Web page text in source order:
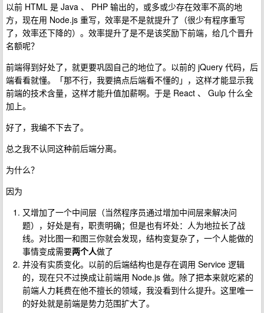
以前 HTML 是 Java 、 PHP 输出的，或多或少存在效率不高的地
方，现在用 Node.js 重写，效率是不是就提升了（很少有程序重写
了，效率还下降的）。效率提升了是不是该奖励下前端，给几个晋升
名额呢？
前端得到好处了，就更要巩固自己的地位了。以前的 jQuery 代码，后
端看看就懂。「那不行，我要搞点后端看不懂的」，这样才能显示我
前端的技术含量，这样才能升值加薪啊。于是 React 、 Gulp 什么全
加上。
好了，我编不下去了。
总之我不认同这种前后端分离。
为什么？
因为
又增加了一个中间层（当然程序员通过增加中间层来解决问
题），好处是有，职责明确；但是也有坏处：人为地拉长了战
线。对比图一和图三你就会发现，结构变复杂了，一个人能做的
事情变成需要两个人做了
并没有实质变化。以前的后端结构也是存在调用 Service 逻辑
的，现在只不过换成让前端用 Node.js 做。除了把本来就吃紧的
前端人力耗费在他不擅长的领域，我没看到什么提升。这里唯一
的好处就是前端是势力范围扩大了。